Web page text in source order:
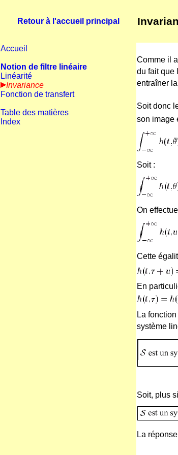
Retour à l'accueil principal
Accueil
Notion de filtre linéaire
Linéarité
Invariance
Fonction de transfert
Table des matières
Index
Comme il
du fait que
entraîner
Soit donc
son image
Soit :
On
Cette
En
La
système
Soit, plus
La